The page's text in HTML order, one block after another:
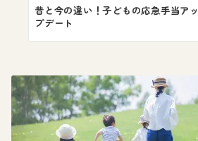
昔と今の違い！子どもの応急手当アッ
プデート